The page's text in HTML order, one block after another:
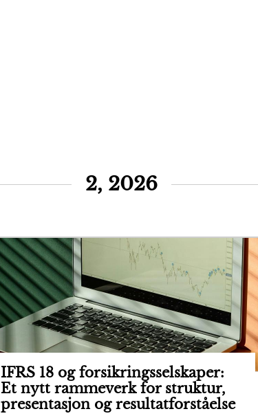
2, 2026
IFRS 18 og forsikringsselskaper:
Et nytt rammeverk for struktur,
presentasjon og resultatforståelse